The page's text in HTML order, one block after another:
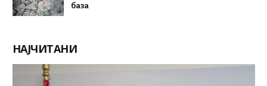
база
НАЈЧИТАНИ